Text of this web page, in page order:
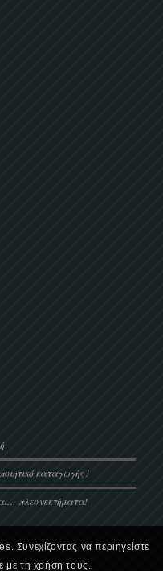
καταγωγής !
πλεονεκτήματα!
Συνεχίζοντας να περιηγείστε
με τη χρήση τους.